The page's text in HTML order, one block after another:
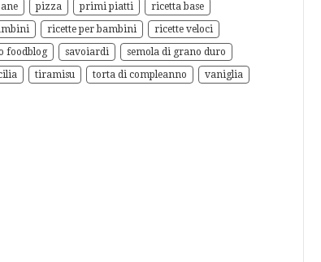
pizza primi piatti
ricetta base
ricette per bambini
ricette veloci
foodblog
savoiardi
semola di grano duro
tiramisu torta di compleanno vaniglia